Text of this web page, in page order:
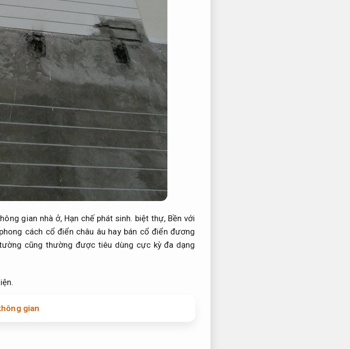
gian nhà ở, Hạn chế phát sinh. biệt thự, Bền với
cách cổ điển châu âu hay bán cổ điển đương
cũng thường được tiêu dùng cực kỳ đa dạng
gian